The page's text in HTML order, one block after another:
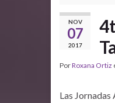
NOV
07
2017
PorRoxana Ortiz
Las